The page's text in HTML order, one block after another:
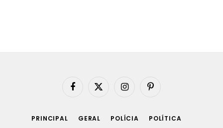
Facebook
X
InstagramPinterest
PRINCIPAL GERAL POLÍCIA POLÍTICA